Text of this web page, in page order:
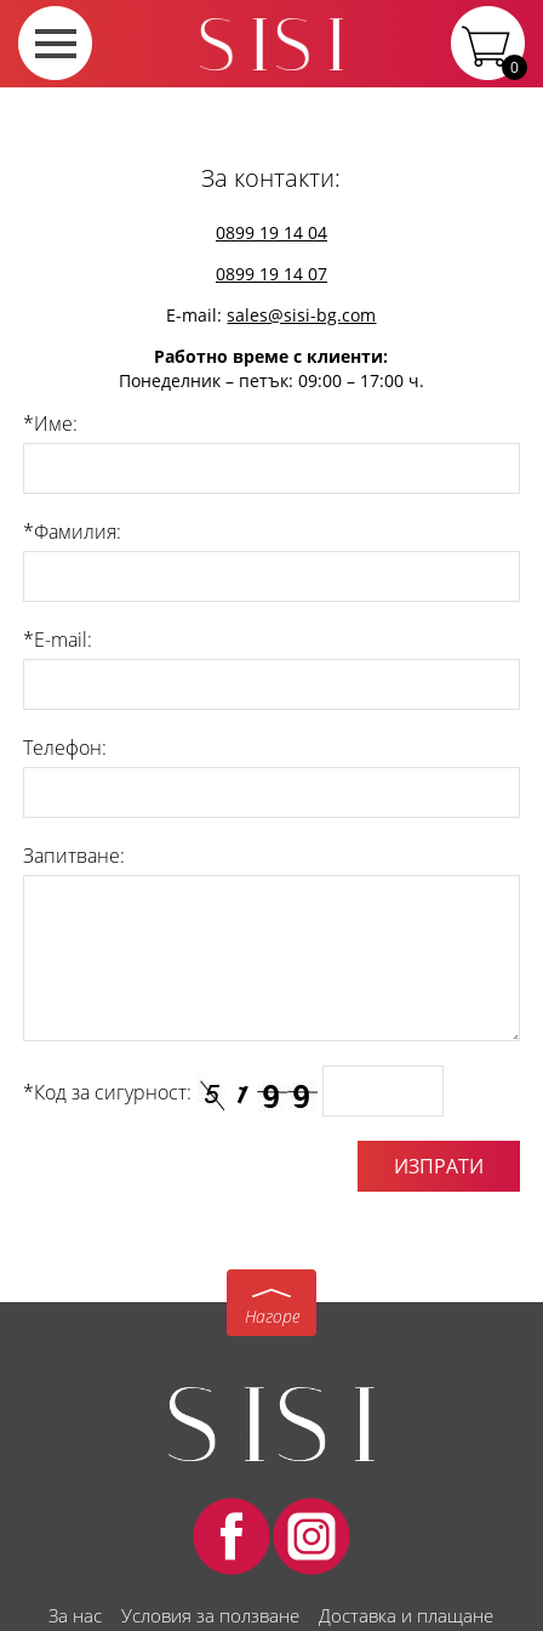
0
За контакти:
0899 19 14 04
0899 19 14 07
E-mail:sales@sisi-bg.com
Работно време с клиенти:
Понеделник – петък: 09:00 – 17:00 ч.
*Име:
*Фамилия:
*E-mail:
Телефон:
Запитване:
*Код за сигурност:
Нагоре
За нас Условия за ползване Доставка и плащане